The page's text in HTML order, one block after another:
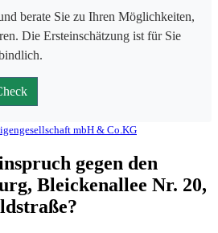
berate Sie zu Ihren Möglichkeiten,
Die Ersteinschätzung ist für Sie
mbH & Co.KG
gegen den
Bleickenallee Nr. 20,